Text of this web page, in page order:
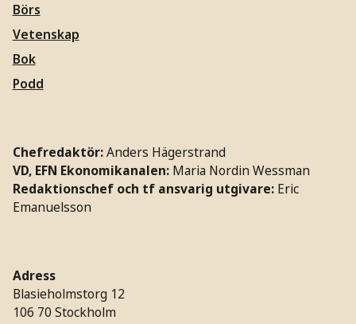
Börs
Vetenskap
Bok
Podd
Chefredaktör:Anders Hägerstrand
VD, EFN Ekonomikanalen: Maria Nordin Wessman
Redaktionschef och tf ansvarig utgivare: Eric
Emanuelsson
Adress
Blasieholmstorg 12
106 70 Stockholm